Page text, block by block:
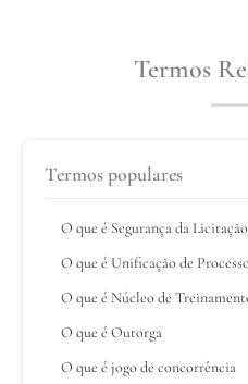
Termos
Termos populares
O que é Segurança da Licitação
O que é Unificação de
O que é Núcleo de
O que é Outorga
O que é jogo de concorrência